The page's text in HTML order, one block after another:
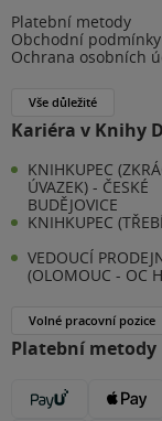
Platební metody
Obchodní podmínky
Ochrana osobních
Vše důležité
Kariéra v Knihy
KNIHKUPEC
ÚVAZEK) - ČESKÉ
BUDĚJOVICE
KNIHKUPEC
VEDOUCÍ
(OLOMOUC - OC
Volné pracovní pozice
Platební metody